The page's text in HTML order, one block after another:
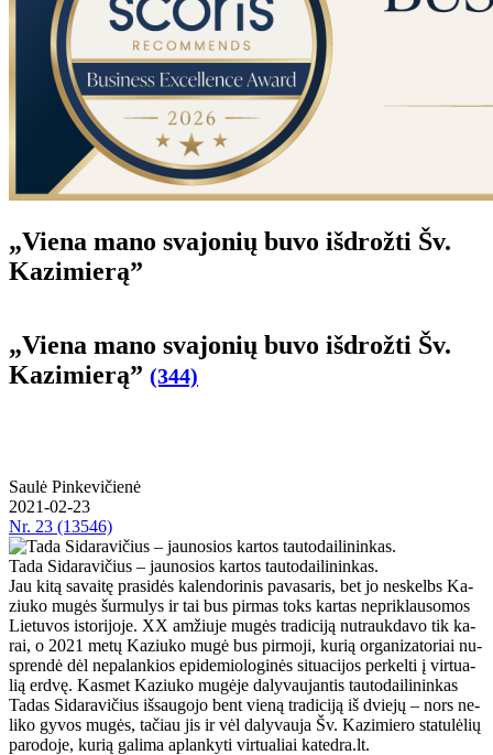
„Vie­na ma­no sva­jo­nių bu­vo iš­drož­ti Šv.
Ka­zi­mie­rą”
„Vie­na ma­no sva­jo­nių bu­vo iš­drož­ti Šv.
Ka­zi­mie­rą” (344)
Saulė Pinkevičienė
2021-02-23
Nr. 23 (13546)
Tada Sidaravičius – jaunosios kartos tautodailininkas.
Jau ki­tą sa­vai­tę pra­si­dės ka­len­do­ri­nis pa­va­sa­ris, bet jo ne­skelbs Ka­
ziu­ko mu­gės šur­mu­lys ir tai bus pir­mas toks kar­tas ne­pri­klau­so­mos
Lie­tu­vos is­to­ri­jo­je. XX am­žiu­je mu­gės tra­di­ci­ją nu­trauk­da­vo tik ka­
rai, o 2021 me­tų Ka­ziu­ko mu­gė bus pir­mo­ji, ku­rią or­ga­ni­za­to­riai nu­
spren­dė dėl ne­pa­lan­kios epi­de­mio­lo­gi­nės si­tu­a­ci­jos per­kel­ti į vir­tu­a­
lią erd­vę. Kas­met Ka­ziu­ko mu­gė­je da­ly­vau­jan­tis tau­to­dai­li­nin­kas
Ta­das Si­da­ra­vi­čius iš­sau­go­jo bent vie­ną tra­di­ci­ją iš dvie­jų – nors ne­
li­ko gy­vos mu­gės, ta­čiau jis ir vėl da­ly­vau­ja Šv. Ka­zi­mie­ro sta­tu­lė­lių
pa­ro­do­je, ku­rią ga­li­ma ap­lan­ky­ti vir­tu­a­liai ka­ted­ra.lt.